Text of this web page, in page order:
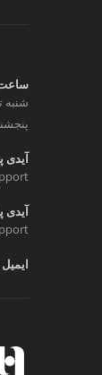
ساعت
شنبه تا
پنجشنبه :
آیدی
آیدی